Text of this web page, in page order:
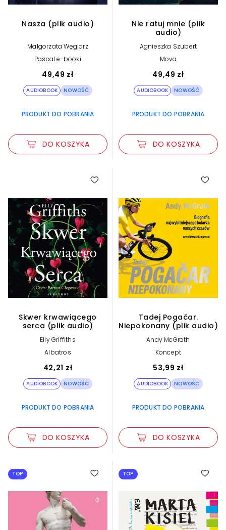
Nasza (plik audio)
Małgorzata Węglarz
Pascal e-booki
49,49 zł
AUDIOBOOK NOWOŚĆ
PRODUKT DO POBRANIA
DO KOSZYKA
Nie ratuj mnie (plik
audio)
Agnieszka Szubert
Mova
49,49 zł
AUDIOBOOK NOWOŚĆ
PRODUKT DO POBRANIA
DO KOSZYKA
Skwer krwawiącego
serca (plik audio)
Elly Griffiths
Albatros
42,21 zł
AUDIOBOOK NOWOŚĆ
PRODUKT DO POBRANIA
DO KOSZYKA
Tadej Pogačar.
Niepokonany (plik audio)
Andy McGrath
Koncept
53,99 zł
AUDIOBOOK NOWOŚĆ
PRODUKT DO POBRANIA
DO KOSZYKA
TOP TOP